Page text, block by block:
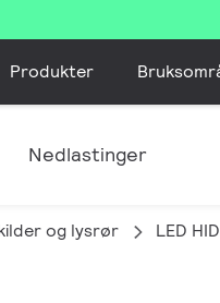
Produkter
Nedlastinger
og lysrør LED